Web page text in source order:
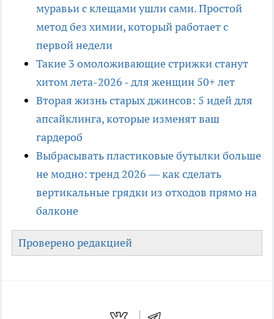
муравьи с клещами ушли сами. Простой
метод без химии, который работает с
первой недели
Такие 3 омоложивающие стрижки станут
хитом лета-2026 - для женщин 50+ лет
Вторая жизнь старых джинсов: 5 идей для
апсайклинга, которые изменят ваш
гардероб
Выбрасывать пластиковые бутылки больше
не модно: тренд 2026 — как сделать
вертикальные грядки из отходов прямо на
балконе
Проверено редакцией